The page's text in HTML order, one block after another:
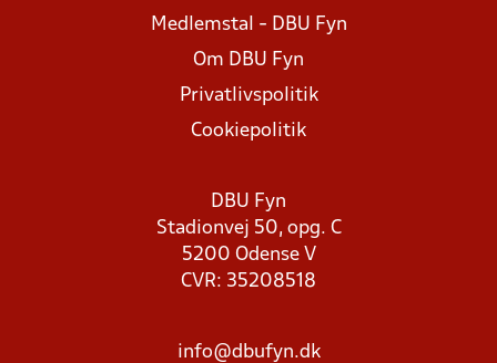
Medlemstal - DBU Fyn
Om DBU Fyn
Privatlivspolitik
Cookiepolitik
DBU Fyn
Stadionvej 50, opg. C
5200 Odense V
CVR: 35208518
info@dbufyn.dk